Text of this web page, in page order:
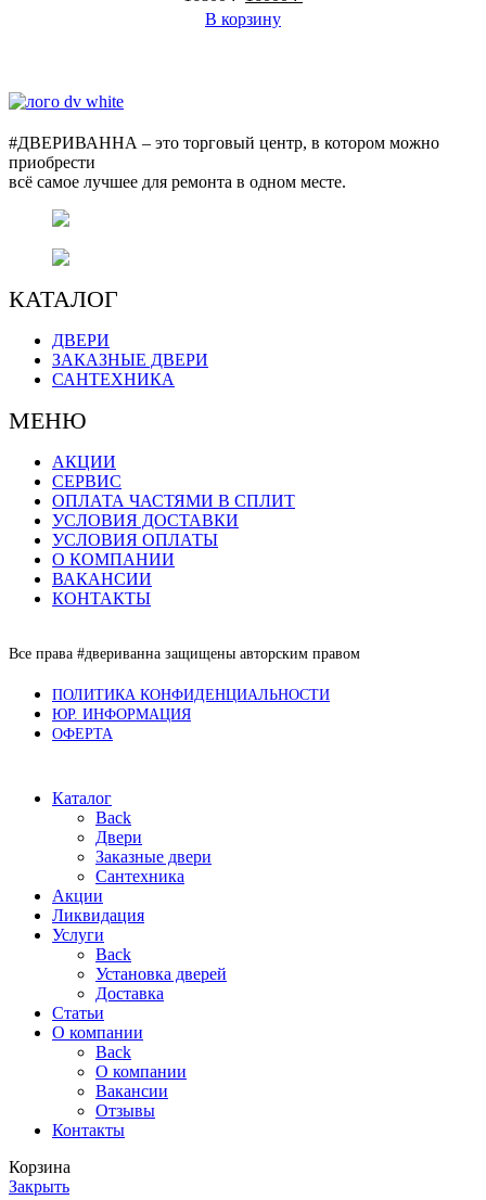
цена
В корзину
#ДВЕРИВАННА – это торговый центр, в котором можно
приобрести
всё самое лучшее для ремонта в одном месте.
КАТАЛОГ
ДВЕРИ
ЗАКАЗНЫЕ ДВЕРИ
САНТЕХНИКА
МЕНЮ
АКЦИИ
СЕРВИС
ОПЛАТА ЧАСТЯМИ В СПЛИТ
УСЛОВИЯ ДОСТАВКИ
УСЛОВИЯ ОПЛАТЫ
О КОМПАНИИ
ВАКАНСИИ
КОНТАКТЫ
Все права #двериванна защищены авторским правом
ПОЛИТИКА КОНФИДЕНЦИАЛЬНОСТИ
ЮР. ИНФОРМАЦИЯ
ОФЕРТА
Каталог
Back
Двери
Заказные двери
Сантехника
Акции
Ликвидация
Услуги
Back
Установка дверей
Доставка
Статьи
О компании
Back
О компании
Вакансии
Отзывы
Контакты
Корзина
Закрыть